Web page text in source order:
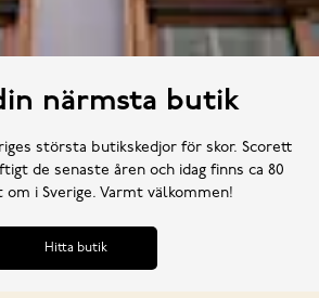
närmsta butik
största butikskedjor för skor. Scorett
de senaste åren och idag finns ca 80
i Sverige. Varmt välkommen!
Hitta butik